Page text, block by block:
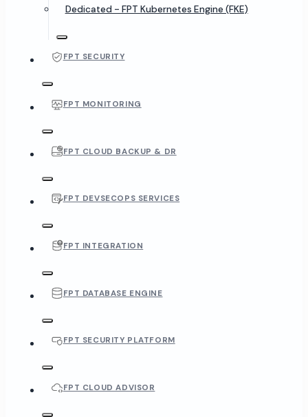
Dedicated - FPT Kubernetes Engine (FKE)
FPT SECURITY
FPT MONITORING
FPT CLOUD BACKUP & DR
FPT DEVSECOPS SERVICES
FPT INTEGRATION
FPT DATABASE ENGINE
FPT SECURITY PLATFORM
FPT CLOUD ADVISOR